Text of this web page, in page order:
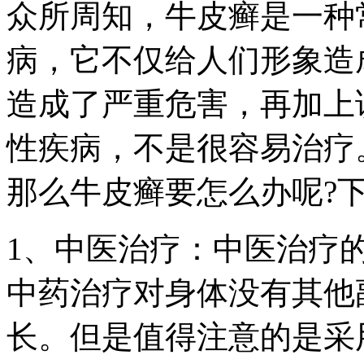
众所周知，牛皮癣是一
病，它不仅给人们形象
造成了严重危害，再加
性疾病，不是很容易治
那么牛皮癣要怎么办呢?
1、中医治疗：中医治疗
中药治疗对身体没有其
长。但是值得注意的是